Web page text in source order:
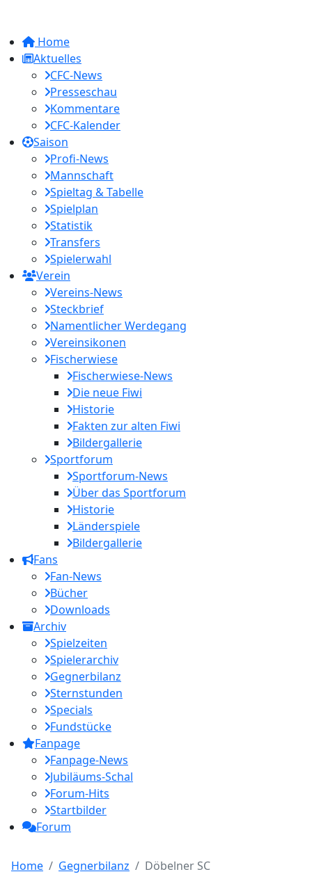
Home
Aktuelles
CFC-News
Presseschau
Kommentare
CFC-Kalender
Saison
Profi-News
Mannschaft
Spieltag & Tabelle
Spielplan
Statistik
Transfers
Spielerwahl
Verein
Vereins-News
Steckbrief
Namentlicher Werdegang
Vereinsikonen
Fischerwiese
Fischerwiese-News
Die neue Fiwi
Historie
Fakten zur alten Fiwi
Bildergallerie
Sportforum
Sportforum-News
Über das Sportforum
Historie
Länderspiele
Bildergallerie
Fans
Fan-News
Bücher
Downloads
Archiv
Spielzeiten
Spielerarchiv
Gegnerbilanz
Sternstunden
Specials
Fundstücke
Fanpage
Fanpage-News
Jubiläums-Schal
Forum-Hits
Startbilder
Forum
Home Gegnerbilanz Döbelner SC